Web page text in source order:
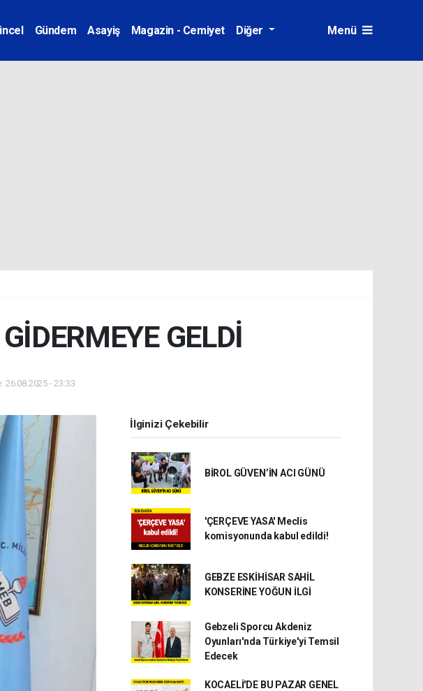
Gündem Asayiş Magazin - Cemiyet Diğer Menü
GELDİ
26.08.2025 - 23:33
İlginizi Çekebilir
BİROL GÜVEN’İN ACI GÜNÜ
'ÇERÇEVE YASA' Meclis
komisyonunda kabul edildi!
GEBZE ESKİHİSAR SAHİL
KONSERİNE YOĞUN İLGİ
Gebzeli Sporcu Akdeniz
Oyunları'nda Türkiye'yi Temsil
Edecek
KOCAELİ'DE BU PAZAR GENEL